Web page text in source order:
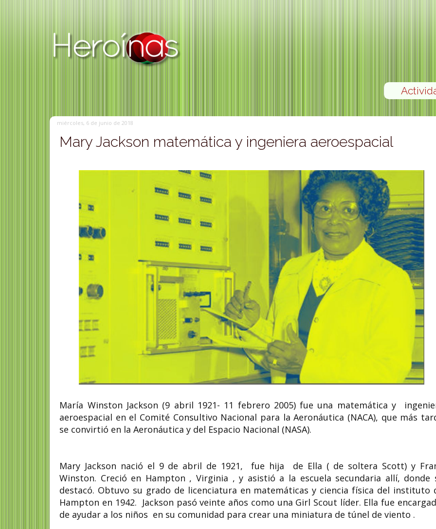
miércoles, 6 de junio de 2018
Mary Jackson matemática y ingeniera aeroespacial
María Winston Jackson (9 abril 1921- 11 febrero 2005) fue una matemática y
aeroespacial en el Comité Consultivo Nacional para la Aeronáutica (NACA), que más
se convirtió en la Aeronáutica y del Espacio Nacional (NASA).
Mary Jackson nació el 9 de abril de 1921, fue hija de Ella ( de soltera Scott) y
Winston. Creció en Hampton , Virginia , y asistió a la escuela secundaria allí, donde
destacó. Obtuvo su grado de licenciatura en matemáticas y ciencia física del instituto
Hampton en 1942. Jackson pasó veinte años como una Girl Scout líder. Ella fue
de ayudar a los niños en su comunidad para crear una miniatura de túnel de viento .
Joan Kagezi abogada y
fiscal de Uganda
#NiUnaMenos
Joan Namazzi Kagezi (14 de julio de
1967 -30 de marzo de 2015), fue una
Hilda Heine política,
académica y educadora
de las Islas Marshall
Hilda Cathy Heine, conocida
públicamente como Hilda Heine, ( 6
Carrie
británica
Carrie Reichardt
una artista británica